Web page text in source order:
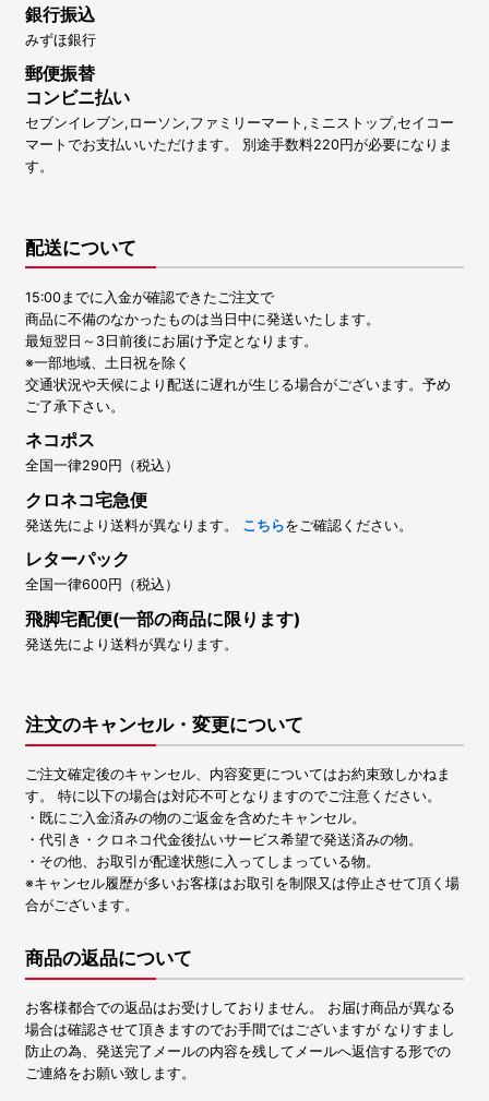
銀行振込
みずほ銀行
郵便振替
コンビニ払い
セブンイレブン,ローソン,ファミリーマート,ミニストップ,セイコー
マートでお支払いいただけます。 別途手数料220円が必要になりま
す。
配送について
15:00までに入金が確認できたご注文で
商品に不備のなかったものは当日中に発送いたします。
最短翌日～3日前後にお届け予定となります。
※一部地域、土日祝を除く
交通状況や天候により配送に遅れが生じる場合がございます。予め
ご了承下さい。
ネコポス
全国一律290円（税込）
クロネコ宅急便
発送先により送料が異なります。 こちらをご確認ください。
レターパック
全国一律600円（税込）
飛脚宅配便(一部の商品に限ります)
発送先により送料が異なります。
注文のキャンセル・変更について
ご注文確定後のキャンセル、内容変更についてはお約束致しかねま
す。 特に以下の場合は対応不可となりますのでご注意ください。
・既にご入金済みの物のご返金を含めたキャンセル。
・代引き・クロネコ代金後払いサービス希望で発送済みの物。
・その他、お取引が配達状態に入ってしまっている物。
※キャンセル履歴が多いお客様はお取引を制限又は停止させて頂く場
合がございます。
商品の返品について
お客様都合での返品はお受けしておりません。 お届け商品が異なる
場合は確認させて頂きますのでお手間ではございますが なりすまし
防止の為、発送完了メールの内容を残してメールへ返信する形での
ご連絡をお願い致します。